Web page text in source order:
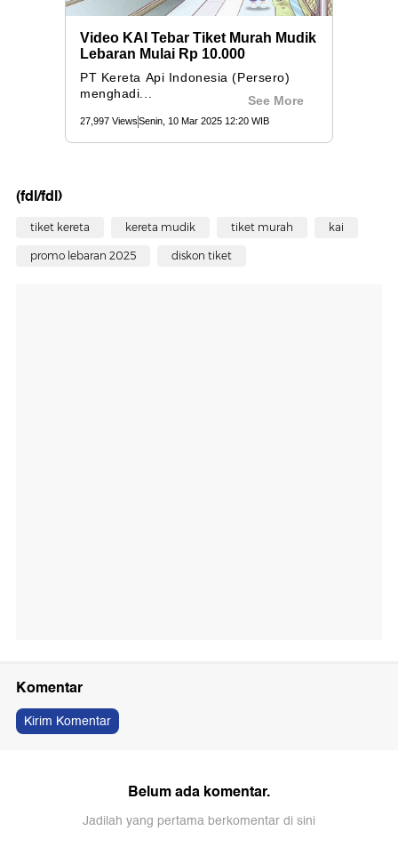
(fdl/fdl)
tiket kereta kereta mudik tiket murah kai
promo lebaran 2025 diskon tiket
Komentar
Kirim Komentar
Belum ada komentar.
Jadilah yang pertama berkomentar di sini